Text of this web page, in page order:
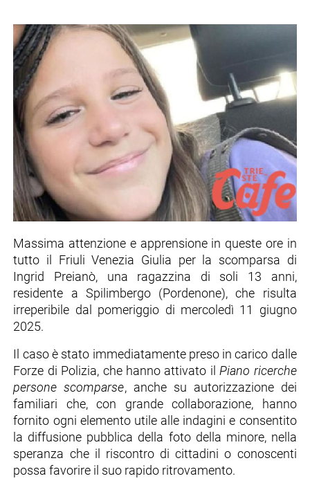
Massima attenzione e apprensione in queste ore in
tutto il Friuli Venezia Giulia per la scomparsa di
Ingrid Preianò, una ragazzina di soli 13 anni,
residente a Spilimbergo (Pordenone), che risulta
irreperibile dal pomeriggio di mercoledì 11 giugno
2025.
Il caso è stato immediatamente preso in carico dalle
Forze di Polizia, che hanno attivato ilPiano ricerche
persone scomparse, anche su autorizzazione dei
familiari che, con grande collaborazione, hanno
fornito ogni elemento utile alle indagini e consentito
la diffusione pubblica della foto della minore, nella
speranza che il riscontro di cittadini o conoscenti
possa favorire il suo rapido ritrovamento.